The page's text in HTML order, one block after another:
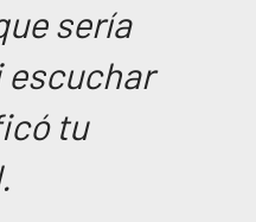
sería
escuchar
tu